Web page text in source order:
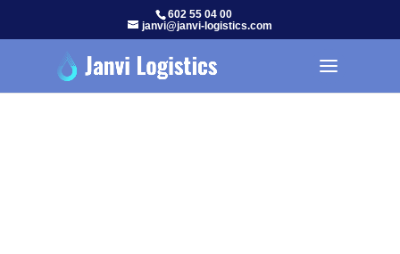
602 55 04 00
janvi@janvi-logistics.com